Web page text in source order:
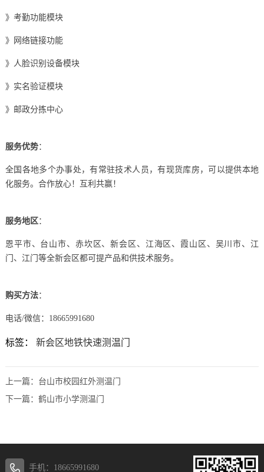
》考勤功能模块
》网络链接功能
》人脸识别设备模块
》实名验证模块
》邮政分拣中心
服务优势：
全国各地多个办事处，有常驻技术人员，有现货库房，可以提供本地
化服务。合作放心！互利共赢！
服务地区：
恩平市、台山市、赤坎区、新会区、江海区、霞山区、吴川市、江
门、江门等全新会区都可提产品和供技术服务。
购买方法：
电话/微信：18665991680
标签： 新会区地铁快速测温门
上一篇： 台山市校园红外测温门
下一篇： 鹤山市小学测温门
手机：18665991680